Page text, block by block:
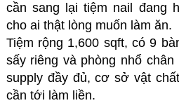
cần sang lại tiệm nail đang
cho ai thật lòng muốn làm ăn.
Tiệm rộng 1,600 sqft, có 9
sấy riêng và phòng nhổ
supply đầy đủ, cơ sở vật
cần tới làm liền.